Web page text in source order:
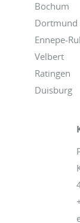
Bochum
Dortmund
Ennepe-
Velbert
Ratingen
Duisburg